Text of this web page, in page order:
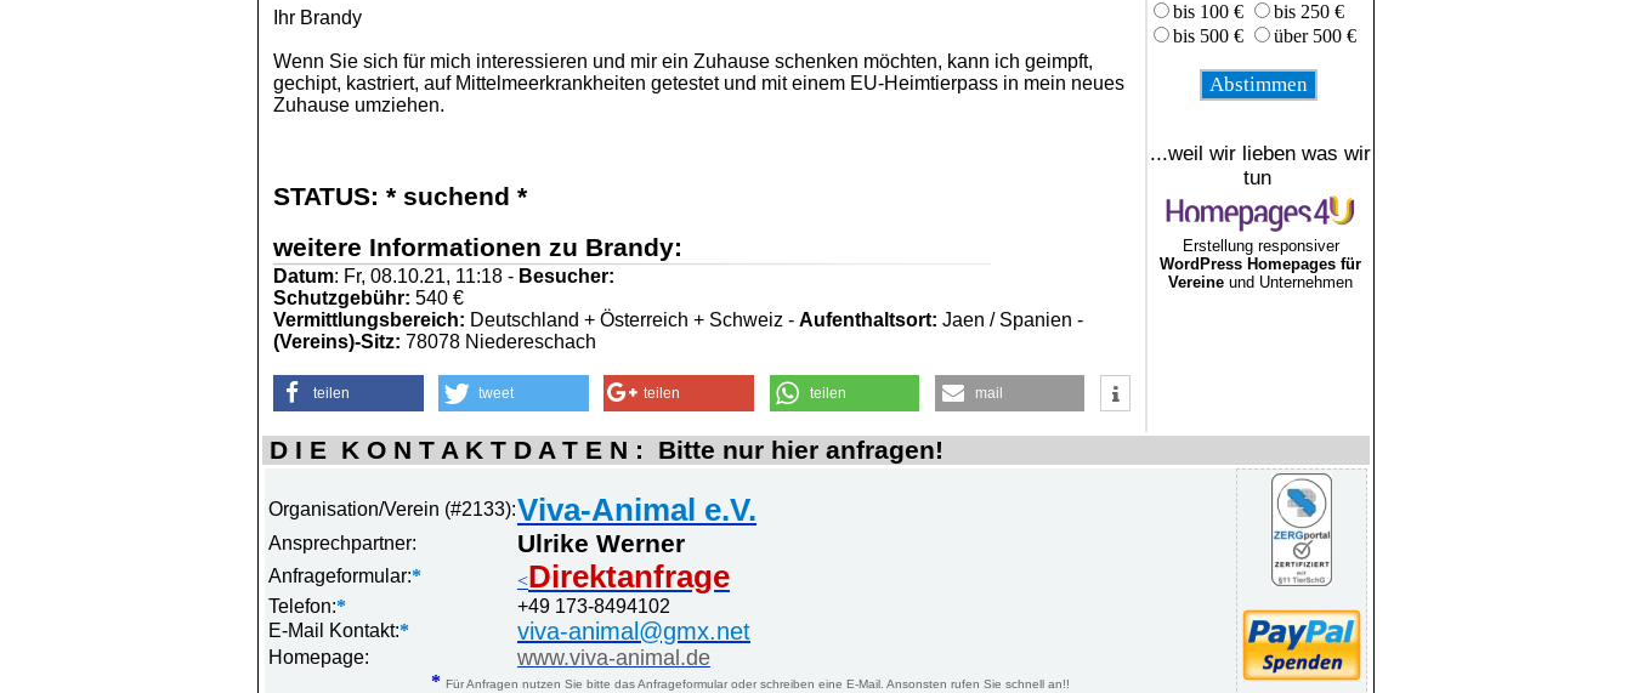
Ihr Brandy
Wenn Sie sich für mich interessieren und mir ein Zuhause schenken möchten, kann ich geimpft,
gechipt, kastriert, auf Mittelmeerkrankheiten getestet und mit einem EU-Heimtierpass in mein neues
Zuhause umziehen.
STATUS: * suchend *
weitere Informationen zu Brandy:
Datum: Fr, 08.10.21, 11:18 - Besucher:
Schutzgebühr: 540 €
Vermittlungsbereich: Deutschland + Österreich + Schweiz - Aufenthaltsort: Jaen / Spanien -
(Vereins)-Sitz: 78078 Niedereschach
teilen tweet teilen teilen mail
bis 100 €
bis 250 €
bis 500 €
über 500 €
...weil wir lieben was wir
tun
Erstellung responsiver
WordPress Homepages für
Vereine und Unternehmen
D I E K O N T A K T D A T E N : Bitte nur hier anfragen!
Organisation/Verein (#2133):Viva-Animal e.V.
Ansprechpartner: Ulrike Werner
Anfrageformular:* <Direktanfrage
Telefon:*
+49 173-8494102
E-Mail Kontakt:* viva-animal@gmx.net
Homepage: www.viva-animal.de
* Für Anfragen nutzen Sie bitte das Anfrageformular oder schreiben eine E-Mail. Ansonsten rufen Sie schnell an!!